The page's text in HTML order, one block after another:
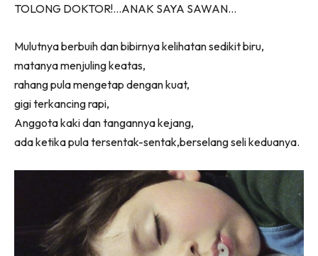
TOLONG DOKTOR!…ANAK SAYA SAWAN…
Mulutnya berbuih dan bibirnya kelihatan sedikit biru,
matanya menjuling keatas,
rahang pula mengetap dengan kuat,
gigi terkancing rapi,
Anggota kaki dan tangannya kejang,
ada ketika pula tersentak-sentak,berselang seli keduanya.